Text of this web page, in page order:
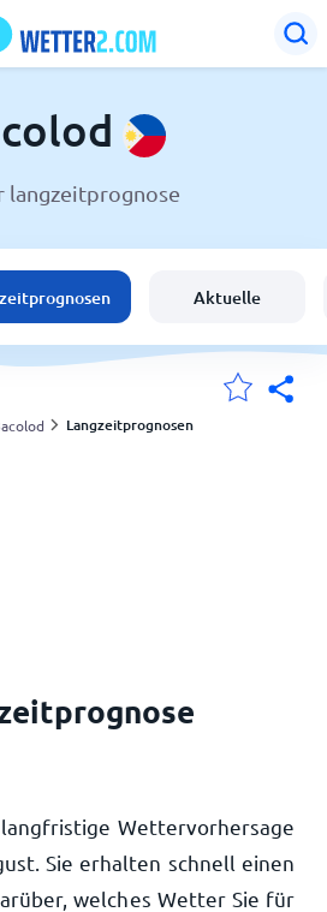
langzeitprognose
Aktuelle
Langzeitprognosen
Wettervorhersage
Sie erhalten schnell einen
welches Wetter Sie für